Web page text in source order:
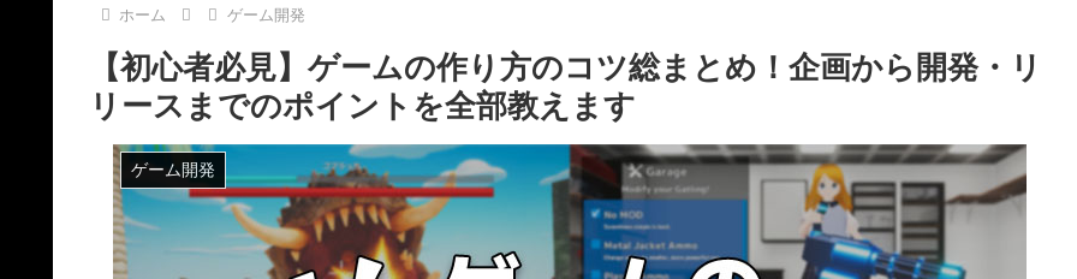
ホーム ゲーム開発
【初心者必見】ゲームの作り方のコツ総まとめ！企画から開発・リ
リースまでのポイントを全部教えます
ゲーム開発